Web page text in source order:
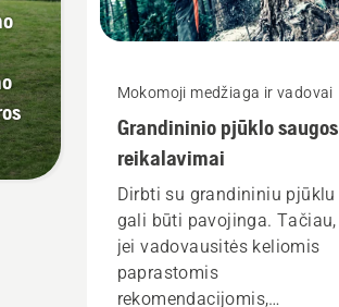
Mokomoji medžiaga ir vadovai
Grandininio pjūklo saugos
reikalavimai
Dirbti su grandininiu pjūklu
gali būti pavojinga. Tačiau,
jei vadovausitės keliomis
paprastomis
rekomendacijomis,